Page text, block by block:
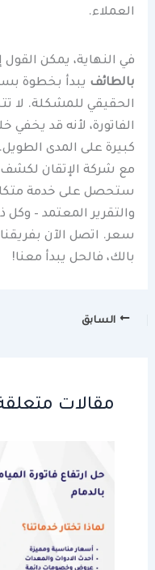
العملاء.
في النهاية، يمكن
بالطائف يبدأ بخطوة
الحقيقي للمشكلة. لا
الفاتورة، لأنه قد
كبيرة على المدى الطويل.
مع شركة الإتقان لكشف
ستحصل على خدمة
والتقرير المعتمد –
سعر. اتصل الآن
بالك، فالحل يبدأ معنا!
السابق
مقالات